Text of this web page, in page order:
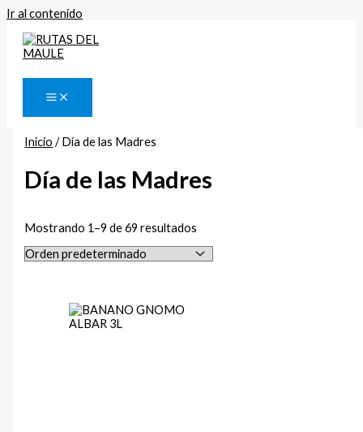
Ir al contenido
Inicio / Día de las Madres
Día de las Madres
Mostrando 1–9 de 69 resultados